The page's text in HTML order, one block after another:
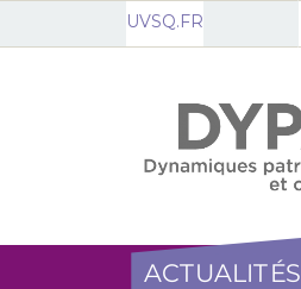
UVSQ.FR
ACTUALITÉS